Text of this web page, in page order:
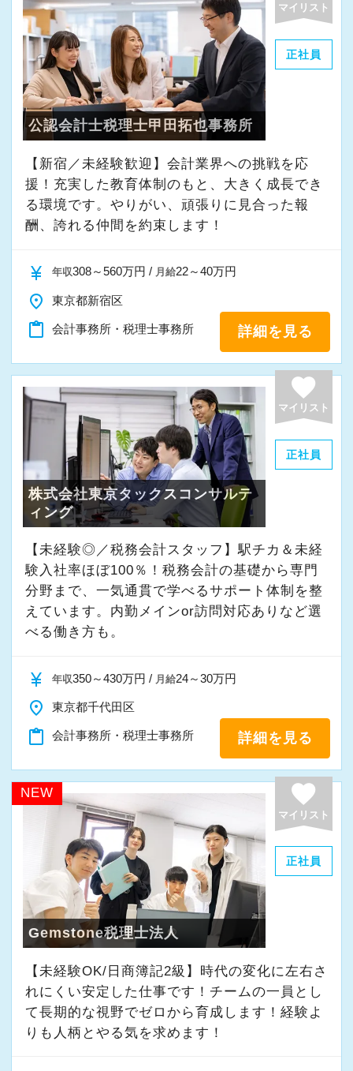
・その他付随する業務
これまでの会計事務所や経理経験を活かしてご
活躍いただけます。
また、経験やスキルに応じて徐々に担当する業
将来的には申告書レビューなど、専門性を高め
られる業務にも携わることが可能です。
どこでも通用する実務スキルを身につけなが
★
当事務所では、職員同士が協力しながら気持ち
経験やスキルももちろん重要ですが、それ以上
に周囲への思いやりや感謝の気持ちを持ち、誠
実に仕事へ向き合える方と一緒に働きたいと考
えています。
・素直な姿勢で新しいことを学べる方
・周囲と協力しながら業務を進められる方
・お客様や仲間に対して誠実に対応できる方
・成長意欲を持ち、前向きにチャレンジできる
方
また、当事務所ではDX化や業務改善などにも積
「まずはやってみる」
「新しいことにも前向きに挑戦してみる」
そんな姿勢をお持ちの方であれば、経験を活か
しながらさらに成長できる環境です。
一緒に学び、成長しながら、お客様のお役に立
てる仕事をしていきませんか。
★事務所の理念★
～事業の発展に寄与するために、公正で健全な
会計・税務を通じて、貢献できる価値を提供
し、人生豊かで幸せになるための力となること
～
当事務所では、経営者やそこで働く社員の皆さ
まがより良い未来を実現できるよう、日々業務
に取り組んでいます。
マイリスト
正社員
公認会計士税理士甲田拓也事務所
【新宿／未経験歓迎】会計業界への挑戦を応
援！充実した教育体制のもと、大きく成長でき
る環境です。やりがい、頑張りに見合った報
酬、誇れる仲間を約束します！
currency_yen 年収308～560万円 / 月給22～40万円
place 東京都新宿区
content_paste 会計事務所・税理士事務所 詳細を見る
favorite
マイリスト
正社員
株式会社東京タックスコンサルテ
ィング
【未経験◎／税務会計スタッフ】駅チカ＆未経
験入社率ほぼ100％！税務会計の基礎から専門
分野まで、一気通貫で学べるサポート体制を整
えています。内勤メインor訪問対応ありなど選
べる働き方も。
currency_yen 年収350～430万円 / 月給24～30万円
place 東京都千代田区
content_paste 会計事務所・税理士事務所 詳細を見る
NEW favorite
マイリスト
正社員
Gemstone税理士法人
【未経験OK/日商簿記2級】時代の変化に左右さ
れにくい安定した仕事です！チームの一員とし
て⻑期的な視野でゼロから育成します！経験よ
りも人柄とやる気を求めます！